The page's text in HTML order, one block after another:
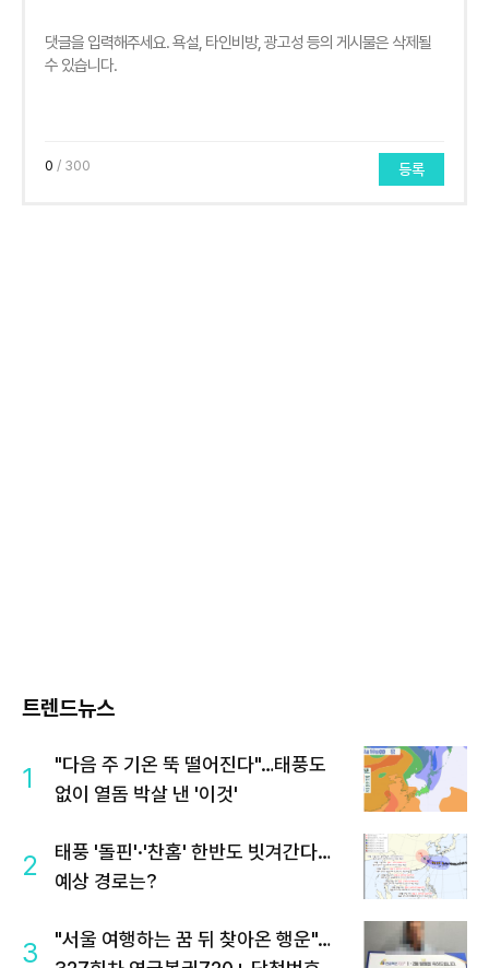
0 / 300 등록
트렌드뉴스
1
"다음 주 기온 뚝 떨어진다"…태풍도
없이 열돔 박살 낸 '이것'
2
태풍 '돌핀'·'찬홈' 한반도 빗겨간다…
예상 경로는?
3
"서울 여행하는 꿈 뒤 찾아온 행운"…